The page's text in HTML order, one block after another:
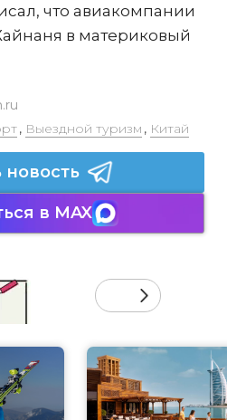
что авиакомпании
в материковый
, Выездной туризм , Китай
новость
в MAX